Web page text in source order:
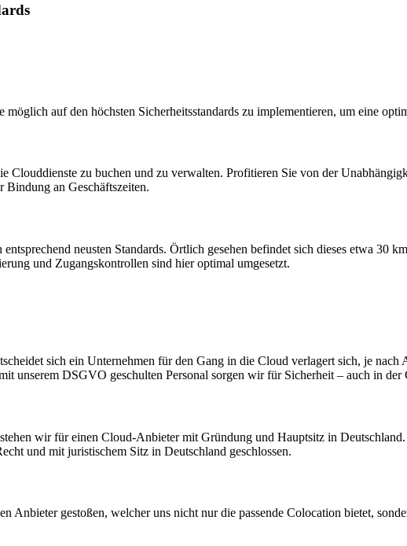
auf den höchsten Sicherheitsstandards zu implementieren, um eine
zu buchen und zu verwalten. Profitieren Sie von der
Bindung an Geschäftszeiten.
neusten Standards. Örtlich gesehen befindet sich dieses etwa 30
und Zugangskontrollen sind hier optimal umgesetzt.
sich ein Unternehmen für den Gang in die Cloud verlagert sich, je
unserem DSGVO geschulten Personal sorgen wir für Sicherheit – auch in der
wir für einen Cloud-Anbieter mit Gründung und Hauptsitz in
und mit juristischem Sitz in Deutschland geschlossen.
Anbieter gestoßen, welcher uns nicht nur die passende Colocation bietet,